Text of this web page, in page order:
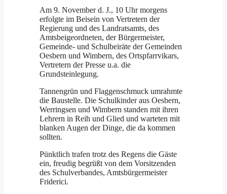
Am 9. November d. J., 10 Uhr morgens
erfolgte im Beisein von Vertretern der
Regierung und des Landratsamts, des
Amtsbeigeordneten, der Bürgermeister,
Gemeinde- und Schulbeiräte der Gemeinden
Oesbern und Wimbern, des Ortspfarrvikars,
Vertretern der Presse u.a. die
Grundsteinlegung.
Tannengrün und Flaggenschmuck umrahmte
die Baustelle. Die Schulkinder aus Oesbern,
Werringsen und Wimbern standen mit ihren
Lehrern in Reih und Glied und warteten mit
blanken Augen der Dinge, die da kommen
sollten.
Pünktlich trafen trotz des Regens die Gäste
ein, freudig begrüßt von dem Vorsitzenden
des Schulverbandes, Amtsbürgermeister
Friderici.